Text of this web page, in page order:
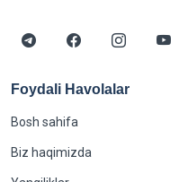
Foydali Havolalar
Bosh sahifa
Biz haqimizda